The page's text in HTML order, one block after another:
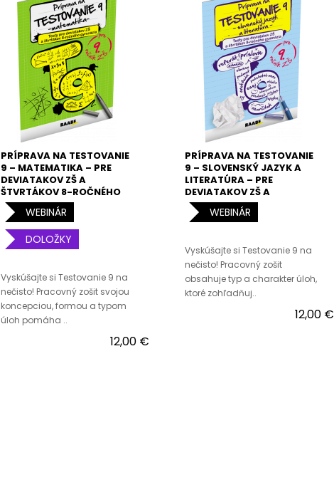
PRÍPRAVA NA TESTOVANIE
9 – MATEMATIKA – PRE
DEVIATAKOV ZŠ A
ŠTVRTÁKOV 8-ROČNÉHO
GYMNÁZIA
WEBINÁR
DOLOŽKY
Vyskúšajte si Testovanie 9 na
nečisto! Pracovný zošit svojou
koncepciou, formou a typom
úloh pomáha ..
12,00 €
PRÍPRAVA NA TESTOVANIE
9 – SLOVENSKÝ JAZYK A
LITERATÚRA – PRE
DEVIATAKOV ZŠ A
ŠTVRTÁKOV 8-ROČNÉHO
GYMNÁZIA
WEBINÁR
Vyskúšajte si Testovanie 9 na
nečisto! Pracovný zošit
obsahuje typ a charakter úloh,
ktoré zohľadňuj..
12,00 €